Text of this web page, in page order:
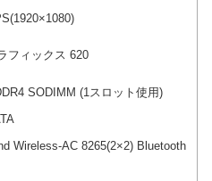
フィックス 620
SODIMM (1スロット使用)
Wireless-AC 8265(2×2) Bluetooth